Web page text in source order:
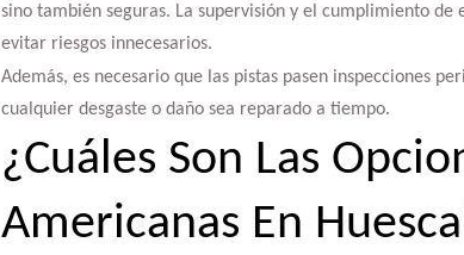
sino también seguras. La supervisión y el cumplimiento
evitar riesgos innecesarios.
Además, es necesario que las pistas pasen inspecciones
cualquier desgaste o daño sea reparado a tiempo.
¿Cuáles Son Las
Americanas En